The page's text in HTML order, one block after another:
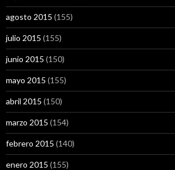
agosto 2015 (155)
julio 2015 (155)
junio 2015 (150)
mayo 2015 (155)
abril 2015 (150)
marzo 2015 (154)
febrero 2015 (140)
enero 2015 (155)